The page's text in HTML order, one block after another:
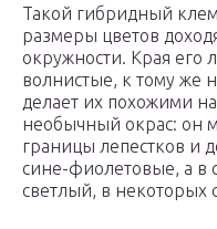
Такой гибридный
размеры цветов
окружности. Края его
волнистые, к тому же
делает их похожими
необычный окрас: он
границы лепестков и
сине-фиолетовые, а в
светлый, в некоторых